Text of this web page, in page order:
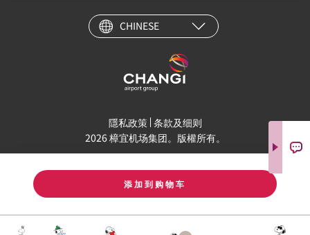
添加到购物车
CHINESE
隱私政策 条款及细则
2026 樟宜机场集团。版權所有。